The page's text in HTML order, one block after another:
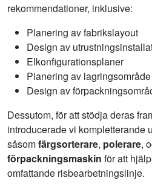
rekommendationer, inklusive:
Planering av fabrikslayout
Design av
Elkonfigurationsplaner
Planering av
Design av
Dessutom, för att stödja deras
introducerade vi kompletterande
såsomfärgsorterare, polerare,
förpackningsmaskin för att
omfattande risbearbetningslinje.